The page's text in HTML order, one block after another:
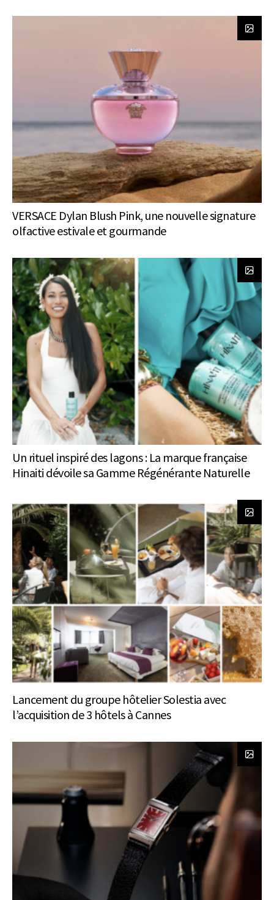
VERSACE Dylan Blush Pink, une nouvelle signature
olfactive estivale et gourmande
Un rituel inspiré des lagons : La marque française
Hinaiti dévoile sa Gamme Régénérante Naturelle
Lancement du groupe hôtelier Solestia avec
l’acquisition de 3 hôtels à Cannes